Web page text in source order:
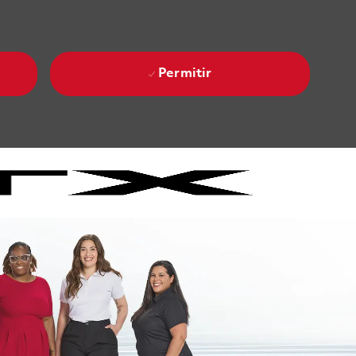
Permitir